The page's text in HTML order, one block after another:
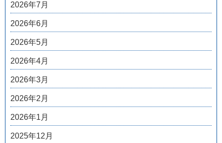
2026年7月
2026年6月
2026年5月
2026年4月
2026年3月
2026年2月
2026年1月
2025年12月